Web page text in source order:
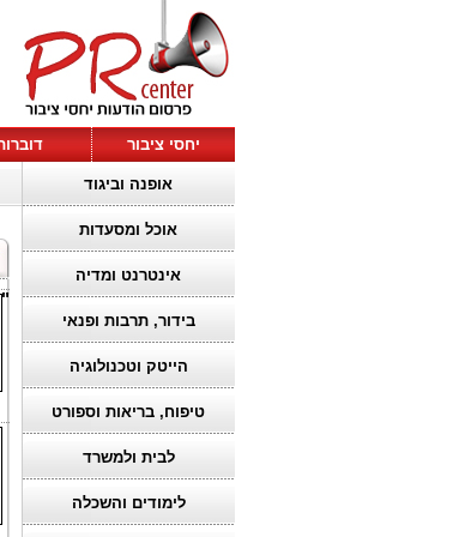
יחסי ציבור
אופנה וביגוד
אוכל ומסעדות
אינטרנט ומדיה
בידור, תרבות ופנאי
הייטק וטכנולוגיה
טיפוח, בריאות וספורט
לבית ולמשרד
לימודים והשכלה
"